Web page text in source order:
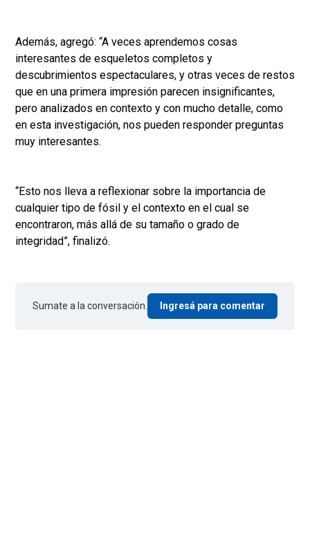
Además, agregó: “A veces aprendemos cosas
interesantes de esqueletos completos y
descubrimientos espectaculares, y otras veces de restos
que en una primera impresión parecen insignificantes,
pero analizados en contexto y con mucho detalle, como
en esta investigación, nos pueden responder preguntas
muy interesantes.
“Esto nos lleva a reflexionar sobre la importancia de
cualquier tipo de fósil y el contexto en el cual se
encontraron, más allá de su tamaño o grado de
integridad”, finalizó.
Sumate a la conversación. Ingresá para comentar